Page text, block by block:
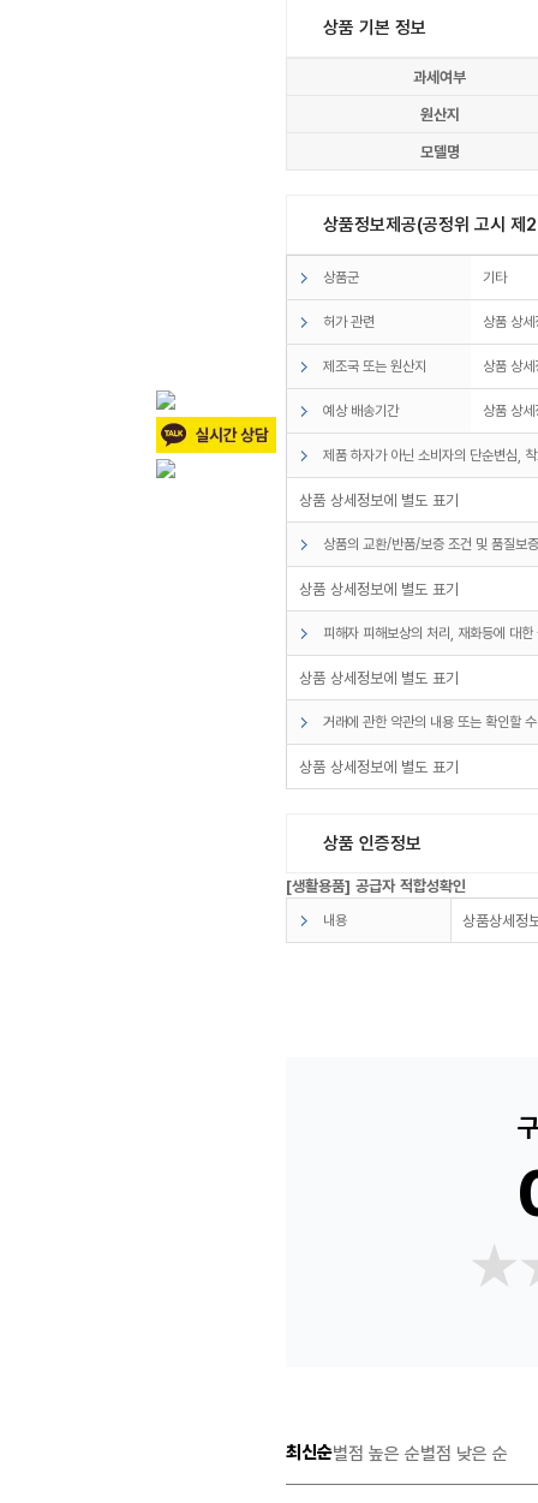
상품 기본 정보
과세여부
원산지
모델명
상품정보제공(공정위 고시
상품군 기타
허가 관련 상품 상
제조국 또는 원산지 상품 상
예상 배송기간 상품 상
제품 하자가 아닌 소비자의 단순변심,
상품 상세정보에 별도 표기
상품의 교환/반품/보증 조건 및 품질보
상품 상세정보에 별도 표기
피해자 피해보상의 처리, 재화등에 대
상품 상세정보에 별도 표기
거래에 관한 약관의 내용 또는 확인할
상품 상세정보에 별도 표기
상품 인증정보
[생활용품] 공급자 적합성확인
내용 상품상세정
최신순별점 높은 순별점 낮은 순